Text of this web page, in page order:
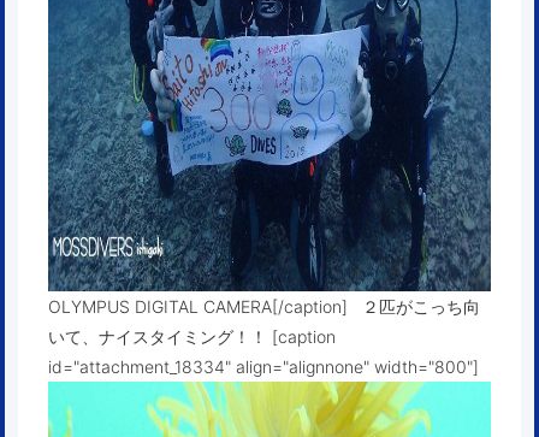
OLYMPUS DIGITAL CAMERA[/caption] ２匹がこっち向
いて、ナイスタイミング！！ [caption
id="attachment_18334" align="alignnone" width="800"]